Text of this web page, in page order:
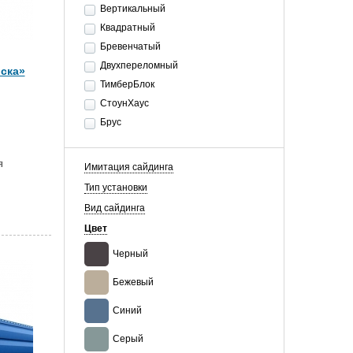
Вертикальный
Квадратный
Бревенчатый
Двухпереломный
ТимберБлок
СтоунХаус
Брус
Имитация сайдинга
Тип установки
Вид сайдинга
Цвет
Черный
Бежевый
Синий
Серый